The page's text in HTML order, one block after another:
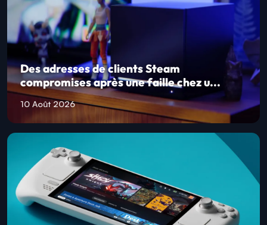
Des adresses de clients Steam
compromises après une faille chez u...
10 Août 2026